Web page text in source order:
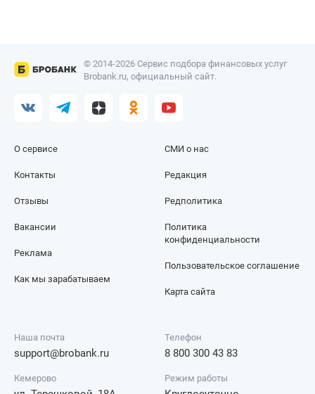
© 2014-2026 Сервис подбора финансовых услуг
Brobank.ru, официальный сайт.
О сервисе
Контакты
Отзывы
СМИ о нас
Редакция
Редполитика
Вакансии
Реклама
Как мы зарабатываем
Политика
конфиденциальности
Пользовательское соглашение
Карта сайта
Наша почта
support@brobank.ru
Телефон
8 800 300 43 83
Кемерово Режим работы